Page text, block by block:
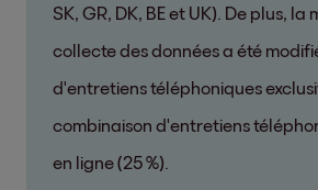
SK, GR, DK, BE et UK). De plus, la
collecte des données a été
d'entretiens téléphoniques
combinaison d'entretiens
en ligne (25 %).